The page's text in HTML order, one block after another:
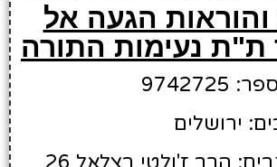
הגעה אל
נעימות התורה
ירושלים
הרב ז'ולטי בצלאל 26